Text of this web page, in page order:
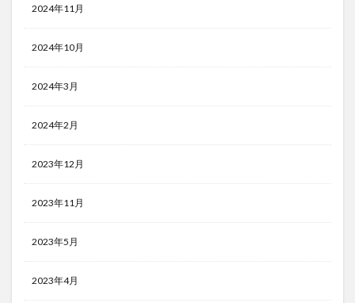
2024年11月
2024年10月
2024年3月
2024年2月
2023年12月
2023年11月
2023年5月
2023年4月